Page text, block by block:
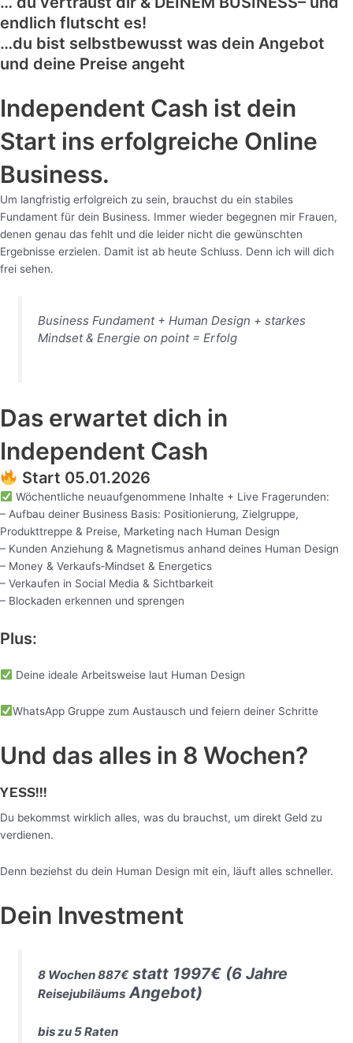
endlich flutscht es!
…du bist selbstbewusst was dein Angebot
und deine Preise angeht
Independent Cash ist dein
Start ins erfolgreiche Online
Business.
Um langfristig erfolgreich zu sein, brauchst du ein stabiles
Fundament für dein Business. Immer wieder begegnen mir Frauen,
denen genau das fehlt und die leider nicht die gewünschten
Ergebnisse erzielen. Damit ist ab heute Schluss. Denn ich will dich
frei sehen.
Business Fundament + Human Design + starkes
Mindset & Energie on point = Erfolg
Das erwartet dich in
Independent Cash
Start 05.01.2026
Wöchentliche neuaufgenommene Inhalte + Live Fragerunden:
– Aufbau deiner Business Basis: Positionierung, Zielgruppe,
Produkttreppe & Preise, Marketing nach Human Design
– Kunden Anziehung & Magnetismus anhand deines Human Design
– Money & Verkaufs‑Mindset & Energetics
– Verkaufen in Social Media & Sichtbarkeit
– Blockaden erkennen und sprengen
Plus:
Deine ideale Arbeitsweise laut Human Design
WhatsApp Gruppe zum Austausch und feiern deiner Schritte
Und das alles in 8 Wochen?
YESS!!!
Du bekommst wirklich alles, was du brauchst, um direkt Geld zu
verdienen.
Denn beziehst du dein Human Design mit ein, läuft alles schneller.
Dein Investment
8 Wochen 887€statt 1997€ (6 Jahre
ReisejubiläumsAngebot)
bis zu 5 Raten